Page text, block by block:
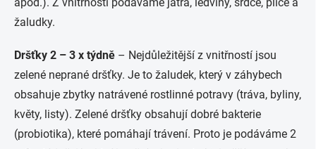
žaludky.
Dršťky 2 – 3 x týdně – Nejdůležitější z vnitřností jsou
zelené neprané dršťky. Je to žaludek, který v záhybech
obsahuje zbytky natrávené rostlinné potravy (tráva, byliny,
květy, listy). Zelené dršťky obsahují dobré bakterie
(probiotika), které pomáhají trávení. Proto je podáváme 2